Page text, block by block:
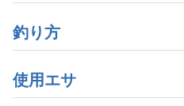
釣り方
使用エサ